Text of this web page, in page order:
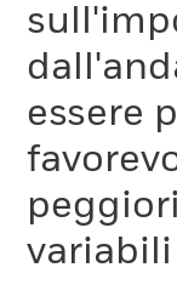
essere